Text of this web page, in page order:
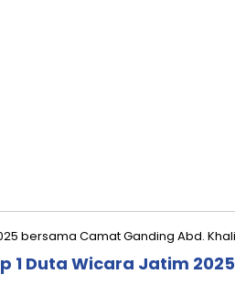
1 Duta Wicara Jatim 2025